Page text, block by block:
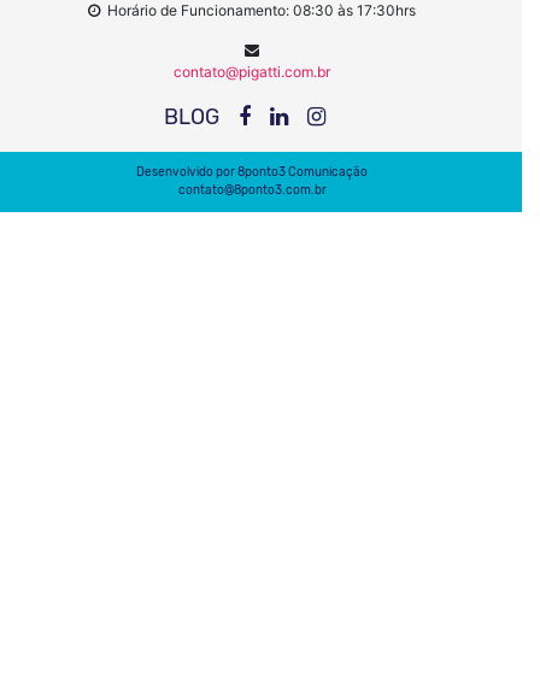
Horário de Funcionamento: 08:30 às 17:30hrs
contato@pigatti.com.br
BLOG
Desenvolvido por8ponto3 Comunicação
contato@8ponto3.com.br